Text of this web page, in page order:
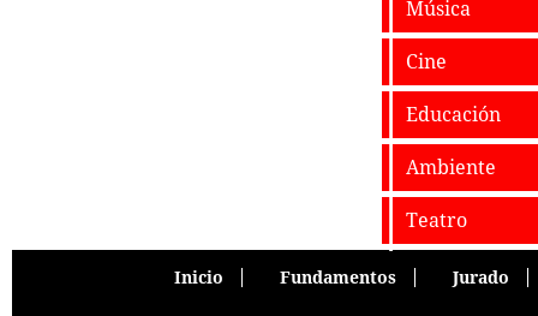
Música
Cine
Educación
Ambiente
Teatro
Inicio Fundamentos Jurado